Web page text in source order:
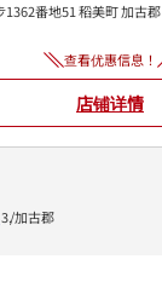
番地51 稻美町加古郡
查看优惠信息！
店铺详情
加古郡